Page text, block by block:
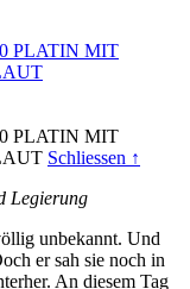
PLATIN MIT
PLATIN MIT
Schliessen ↑
Legierung
unbekannt. Und
er sah sie noch in
An diesem Tag